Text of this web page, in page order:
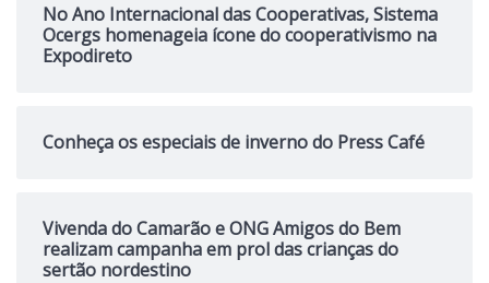
No Ano Internacional das Cooperativas, Sistema
Ocergs homenageia ícone do cooperativismo na
Expodireto
Conheça os especiais de inverno do Press Café
Vivenda do Camarão e ONG Amigos do Bem
realizam campanha em prol das crianças do
sertão nordestino